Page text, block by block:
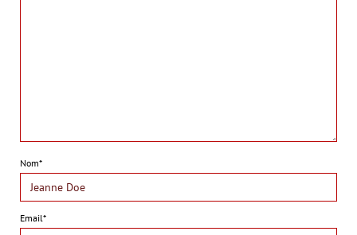
Nom*
Email*